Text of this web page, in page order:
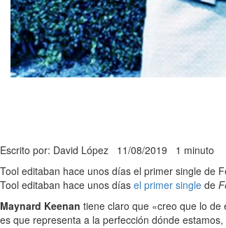
Escrito por: David López 11/08/2019 1 minuto
Tool editaban hace unos días el primer single de
Tool editaban hace unos días el primer single de
Maynard Keenan tiene claro que «creo que lo
es que representa a la perfección dónde